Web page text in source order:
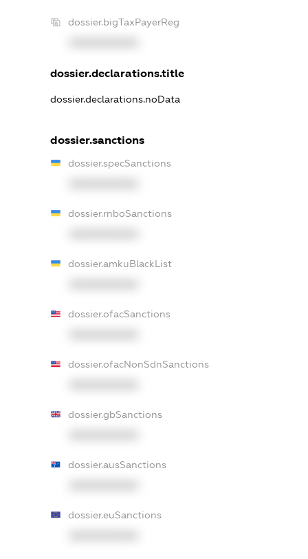
dossier.bigTaxPayerReg
dossier.declarations.title
dossier.declarations.noData
dossier.sanctions
dossier.specSanctions
dossier.rnboSanctions
dossier.amkuBlackList
dossier.ofacSanctions
dossier.ofacNonSdnSanctions
dossier.gbSanctions
dossier.ausSanctions
dossier.euSanctions